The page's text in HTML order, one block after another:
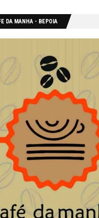
DA MANHA - ΒΕΡΟΙΑ